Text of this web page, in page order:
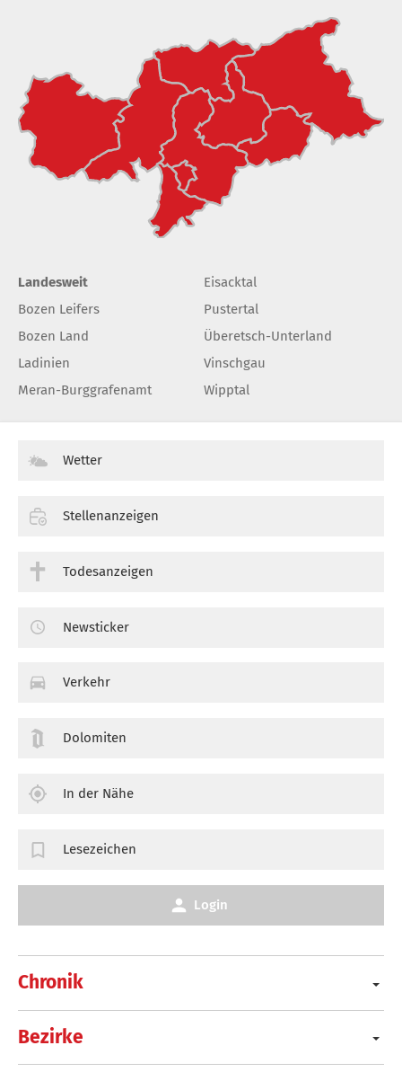
Landesweit
Bozen Leifers
Bozen Land
Ladinien
Meran-Burggrafenamt
Eisacktal
Pustertal
Überetsch-Unterland
Vinschgau
Wipptal
Chronik
Bezirke
Wetter
Stellenanzeigen
Todesanzeigen
Newsticker
Verkehr
Dolomiten
In der Nähe
Lesezeichen
Login